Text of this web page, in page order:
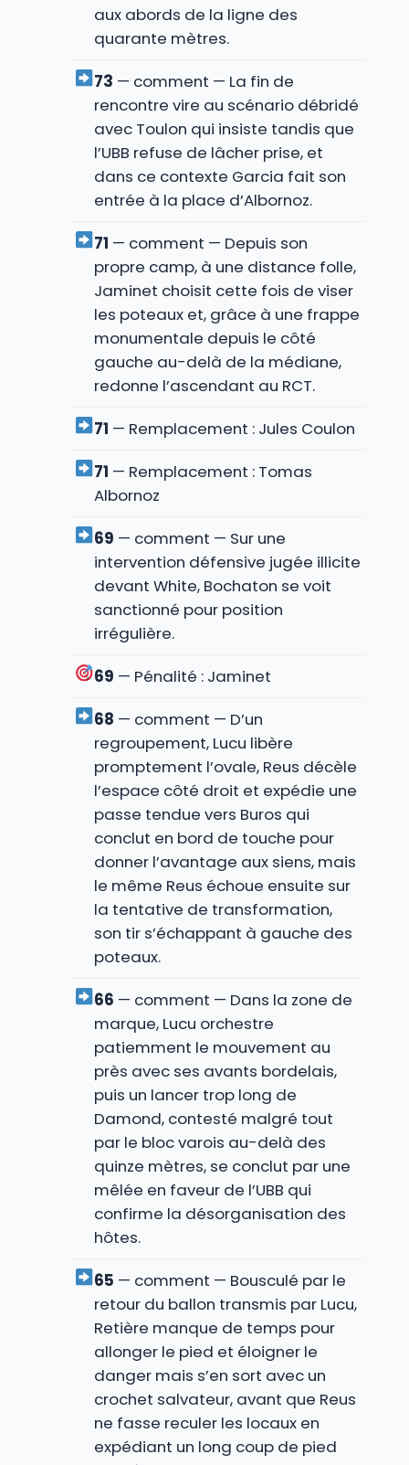
aux abords de la ligne des
quarante mètres.
73 — comment — La fin de
rencontre vire au scénario débridé
avec Toulon qui insiste tandis que
l’UBB refuse de lâcher prise, et
dans ce contexte Garcia fait son
entrée à la place d’Albornoz.
71 — comment — Depuis son
propre camp, à une distance folle,
Jaminet choisit cette fois de viser
les poteaux et, grâce à une frappe
monumentale depuis le côté
gauche au-delà de la médiane,
redonne l’ascendant au RCT.
71 — Remplacement : Jules Coulon
71 — Remplacement : Tomas
Albornoz
69 — comment — Sur une
intervention défensive jugée illicite
devant White, Bochaton se voit
sanctionné pour position
irrégulière.
69 — Pénalité : Jaminet
68 — comment — D’un
regroupement, Lucu libère
promptement l’ovale, Reus décèle
l’espace côté droit et expédie une
passe tendue vers Buros qui
conclut en bord de touche pour
donner l’avantage aux siens, mais
le même Reus échoue ensuite sur
la tentative de transformation,
son tir s’échappant à gauche des
poteaux.
66 — comment — Dans la zone de
marque, Lucu orchestre
patiemment le mouvement au
près avec ses avants bordelais,
puis un lancer trop long de
Damond, contesté malgré tout
par le bloc varois au-delà des
quinze mètres, se conclut par une
mêlée en faveur de l’UBB qui
confirme la désorganisation des
hôtes.
65 — comment — Bousculé par le
retour du ballon transmis par Lucu,
Retière manque de temps pour
allonger le pied et éloigner le
danger mais s’en sort avec un
crochet salvateur, avant que Reus
ne fasse reculer les locaux en
expédiant un long coup de pied